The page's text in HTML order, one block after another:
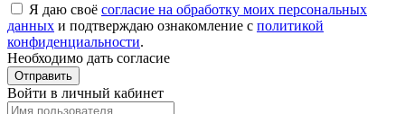
Я даю своё согласие на обработку моих персональных
данных и подтверждаю ознакомление с политикой
конфиденциальности.
Необходимо дать согласие
Отправить
Войти в личный кабинет